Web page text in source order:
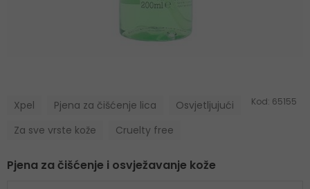
Xpel Pjena za čišćenje lica
Osvjetljujući
Za sve vrste kože
Cruelty free
Kod: 65155
Pjena za čišćenje i osvježavanje kože